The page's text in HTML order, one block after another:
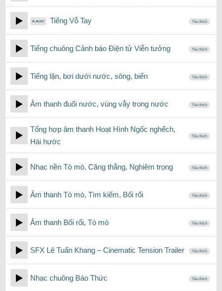
Tiếng Vỗ Tay Yêu thích
Tiếng chuông Cảnh báo Điện tử Viễn tưởng Yêu thích
Tiếng lặn, bơi dưới nước, sông, biển Yêu thích
Âm thanh đuối nước, vùng vẫy trong nước Yêu thích
Tổng hợp âm thanh Hoạt Hình Ngốc nghếch,
Hài hước
Yêu thích
Nhạc nền Tò mò, Căng thẳng, Nghiêm trọng Yêu thích
Âm thanh Tò mò, Tìm kiếm, Bối rối Yêu thích
Âm thanh Bối rối, Tò mò Yêu thích
SFX Lê Tuấn Khang – Cinematic Tension Trailer Yêu thích
Nhạc chuông Báo Thức Yêu thích